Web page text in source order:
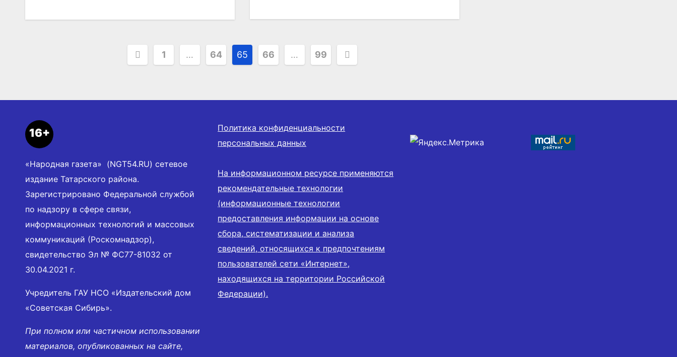
Пагинация
1 … 64 65 66 … 99
16+
«Народная газета» (NGT54.RU) сетевое
издание Татарского района.
Зарегистрировано Федеральной службой
по надзору в сфере связи,
информационных технологий и массовых
коммуникаций (Роскомнадзор),
свидетельство Эл № ФС77-81032 от
30.04.2021 г.
Учредитель ГАУ НСО «Издательский дом
«Советская Сибирь».
При полном или частичном использовании
материалов, опубликованных на сайте,
Политика конфиденциальности
персональных данных
На информационном ресурсе применяются
рекомендательные технологии
(информационные технологии
предоставления информации на основе
сбора, систематизации и анализа
сведений, относящихся к предпочтениям
пользователей сети «Интернет»,
находящихся на территории Российской
Федерации).